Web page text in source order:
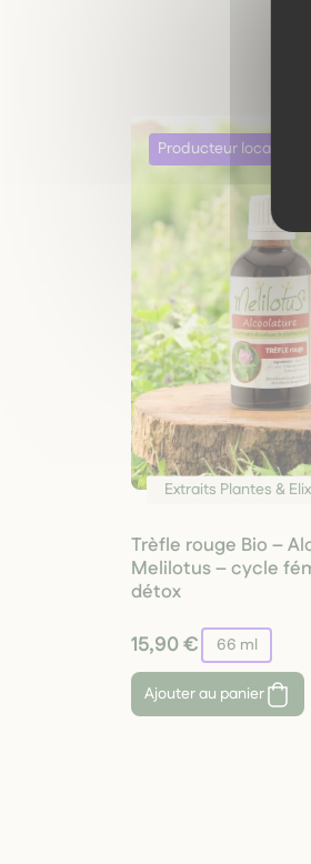
Extraits Plantes &
Trèfle rouge Bio –
Melilotus – cycle
détox
15,90 € 66 ml
Ajouter au panier